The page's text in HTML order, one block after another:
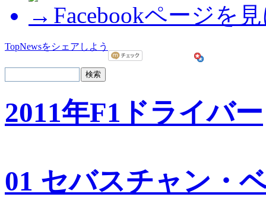
Facebookページを
TopNewsをシェアしよう
2011年F1ドライバー
01 セバスチャン・